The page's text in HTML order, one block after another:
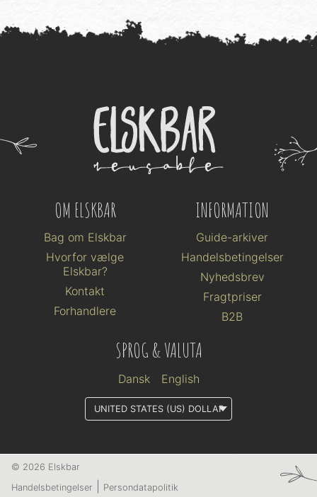
OM ELSKBAR
Bag om Elskbar
Hvorfor vælge
Elskbar?
Kontakt
Forhandlere
INFORMATION
Guide-arkiver
Handelsbetingelser
Nyhedsbrev
Fragtpriser
B2B
SPROG & VALUTA
Dansk English
© 2026 Elskbar
Handelsbetingelser
Persondatapolitik